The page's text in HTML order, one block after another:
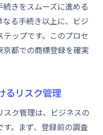
きをスムーズに進める
る手続き以上に、ビジ
ップです。このプロセ
都での商標登録を確実
るリスク管理
ク管理は、ビジネスの
。まず、登録前の調査